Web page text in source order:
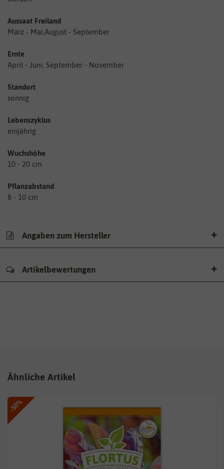
Aussaat Freiland
März - Mai,August - September
Ernte
April - Juni, September - November
Standort
sonnig
Lebenszyklus
einjährig
Wuchshöhe
10 - 20 cm
Pflanzabstand
8 - 10 cm
Angaben zum Hersteller
Artikelbewertungen
Ähnliche Artikel
-50%